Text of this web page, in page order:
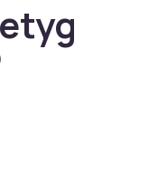
2.0 (45W)
Samsung
USB-C PD-
(Power
anpassar